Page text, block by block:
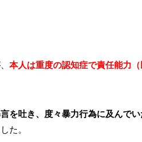
本人は重度の認知症で責任能力
を吐き、度々暴力行為に及んで
た。
惑いの中、河口先生の的確なご助
た。